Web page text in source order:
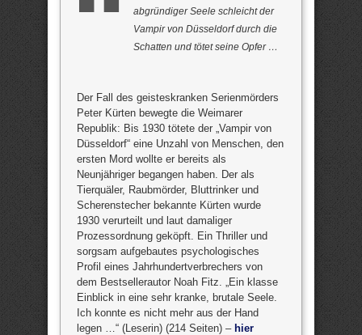
abgründiger Seele schleicht der
Vampir von Düsseldorf durch die
Schatten und tötet seine Opfer …
Der Fall des geisteskranken Serienmörders
Peter Kürten bewegte die Weimarer
Republik: Bis 1930 tötete der „Vampir von
Düsseldorf“ eine Unzahl von Menschen, den
ersten Mord wollte er bereits als
Neunjähriger begangen haben. Der als
Tierquäler, Raubmörder, Bluttrinker und
Scherenstecher bekannte Kürten wurde
1930 verurteilt und laut damaliger
Prozessordnung geköpft. Ein Thriller und
sorgsam aufgebautes psychologisches
Profil eines Jahrhundertverbrechers von
dem Bestsellerautor Noah Fitz. „Ein klasse
Einblick in eine sehr kranke, brutale Seele.
Ich konnte es nicht mehr aus der Hand
legen …“ (Leserin) (214 Seiten) – hier